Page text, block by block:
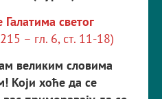
светог
– гл. 6, ст. 11-18)
великим словима
! Који хоће да се